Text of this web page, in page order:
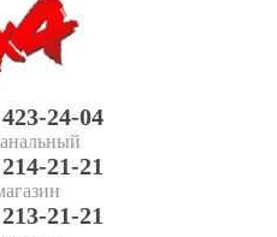
24-04
21-21
21-21